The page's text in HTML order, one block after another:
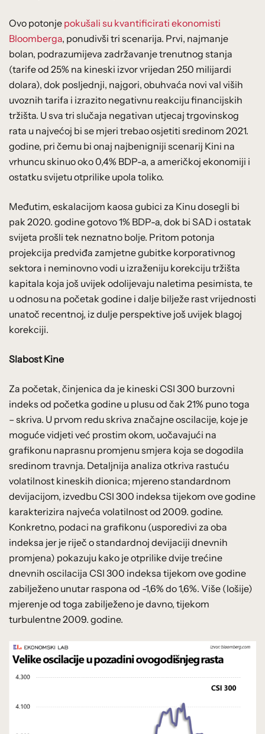
Ovo potonje pokušali su kvantificirati ekonomisti
Bloomberga, ponudivši tri scenarija. Prvi, najmanje
bolan, podrazumijeva zadržavanje trenutnog stanja
(tarife od 25% na kineski izvor vrijedan 250 milijardi
dolara), dok posljednji, najgori, obuhvaća novi val viših
uvoznih tarifa i izrazito negativnu reakciju financijskih
tržišta. U sva tri slučaja negativan utjecaj trgovinskog
rata u najvećoj bi se mjeri trebao osjetiti sredinom 2021.
godine, pri čemu bi onaj najbenigniji scenarij Kini na
vrhuncu skinuo oko 0,4% BDP-a, a američkoj ekonomiji i
ostatku svijetu otprilike upola toliko.
Međutim, eskalacijom kaosa gubici za Kinu dosegli bi
pak 2020. godine gotovo 1% BDP-a, dok bi SAD i ostatak
svijeta prošli tek neznatno bolje. Pritom potonja
projekcija predviđa zamjetne gubitke korporativnog
sektora i neminovno vodi u izraženiju korekciju tržišta
kapitala koja još uvijek odolijevaju naletima pesimista, te
u odnosu na početak godine i dalje bilježe rast vrijednosti
unatoč recentnoj, iz dulje perspektive još uvijek blagoj
korekciji.
Slabost Kine
Za početak, činjenica da je kineski CSI 300 burzovni
indeks od početka godine u plusu od čak 21% puno toga
– skriva. U prvom redu skriva značajne oscilacije, koje je
moguće vidjeti već prostim okom, uočavajući na
grafikonu naprasnu promjenu smjera koja se dogodila
sredinom travnja. Detaljnija analiza otkriva rastuću
volatilnost kineskih dionica; mjereno standardnom
devijacijom, izvedbu CSI 300 indeksa tijekom ove godine
karakterizira najveća volatilnost od 2009. godine.
Konkretno, podaci na grafikonu (usporedivi za oba
indeksa jer je riječ o standardnoj devijaciji dnevnih
promjena) pokazuju kako je otprilike dvije trećine
dnevnih oscilacija CSI 300 indeksa tijekom ove godine
zabilježeno unutar raspona od -1,6% do 1,6%. Više (lošije)
mjerenje od toga zabilježeno je davno, tijekom
turbulentne 2009. godine.